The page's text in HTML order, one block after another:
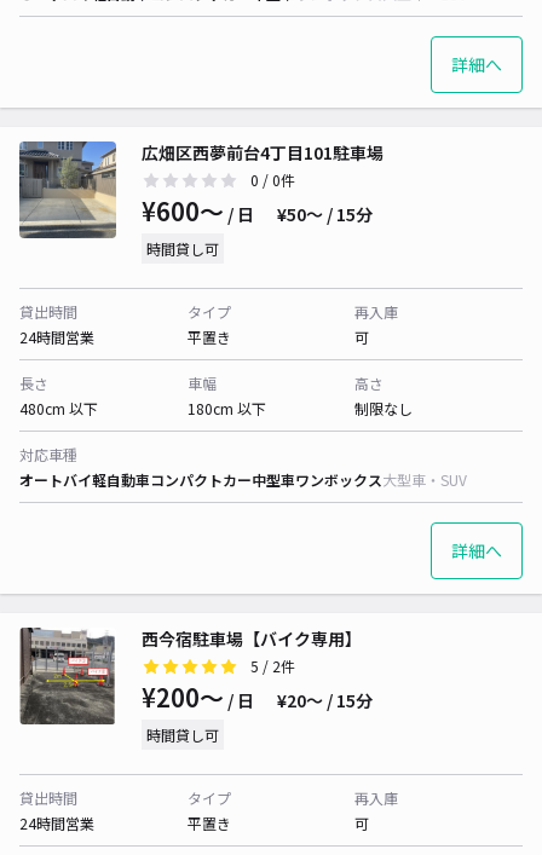
詳細へ
広畑区西夢前台4丁目101駐車場
0 / 0件
¥600〜 / 日 ¥50〜 / 15分
時間貸し可
貸出時間
24時間営業
タイプ
平置き
再入庫
可
長さ
480cm 以下
車幅
180cm 以下
高さ
制限なし
対応車種
オートバイ軽自動車コンパクトカー中型車ワンボックス大型車・SUV
詳細へ
西今宿駐車場【バイク専用】
5 / 2件
¥200〜 / 日 ¥20〜 / 15分
時間貸し可
貸出時間
24時間営業
タイプ
平置き
再入庫
可